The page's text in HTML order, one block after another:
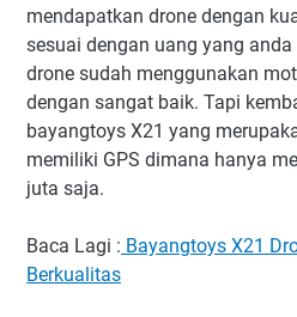
mendapatkan drone dengan
sesuai dengan uang yang
drone sudah menggunakan
dengan sangat baik. Tapi
bayangtoys X21 yang
memiliki GPS dimana hanya
juta saja.
Baca Lagi : Bayangtoys X21
Berkualitas